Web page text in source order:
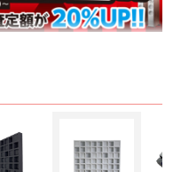
た Hi-Fi クオリティのハイパワ
を搭載したワイヤレス・ストリ
M1
Built-in、 HDMI eARC を